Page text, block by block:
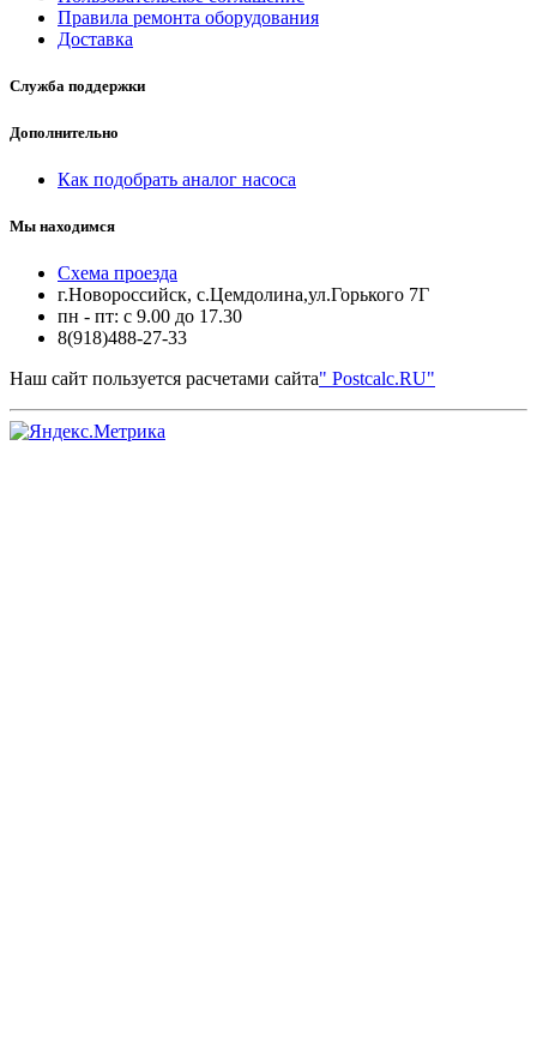
Правила ремонта оборудования
Доставка
Служба поддержки
Дополнительно
Как подобрать аналог насоса
Мы находимся
Схема проезда
г.Новороссийск, с.Цемдолина,ул.Горького 7Г
пн - пт: с 9.00 до 17.30
8(918)488-27-33
Наш сайт пользуется расчетами сайта" Postcalc.RU"